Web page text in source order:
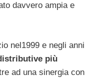
davvero ampia e
nel1999 e negli anni
più
ad una sinergia con